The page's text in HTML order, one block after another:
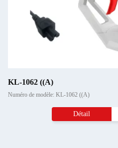
KL-1062 ((A)
Numéro de modèle: KL-1062 ((A)
Détail